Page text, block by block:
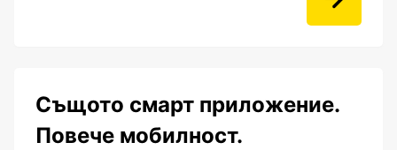
Същото смарт приложение.
Повече мобилност.